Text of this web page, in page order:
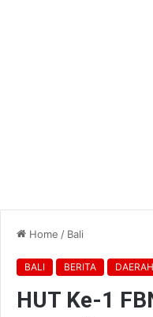
Home / Bali
BALI BERITA DAERAH
HUT Ke-1